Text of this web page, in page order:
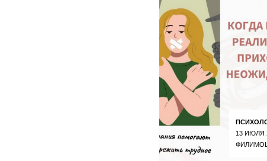
13 ИЮЛЯ